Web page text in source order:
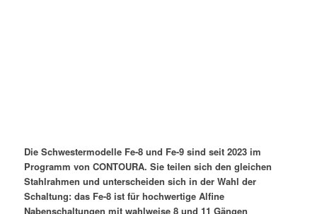
Die Schwestermodelle Fe-8 und Fe-9 sind seit 2023 im
Programm von CONTOURA. Sie teilen sich den gleichen
Stahlrahmen und unterscheiden sich in der Wahl der
Schaltung: das Fe-8 ist für hochwertige Alfine
Nabenschaltungen mit wahlweise 8 und 11 Gängen